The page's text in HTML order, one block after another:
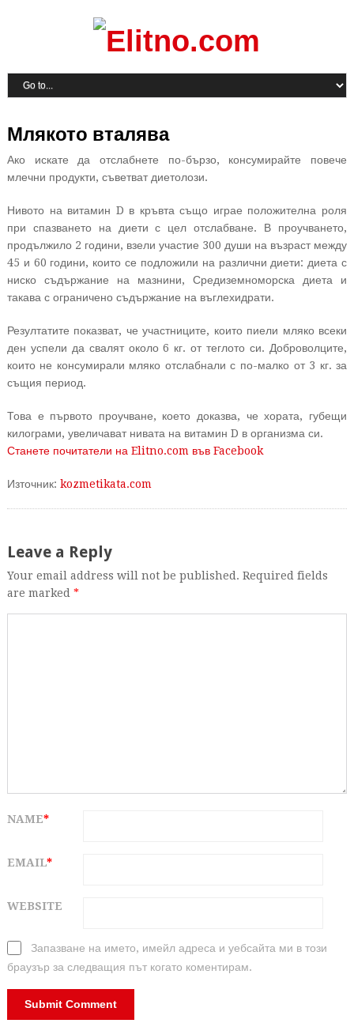
Млякото вталява
Ако искате да отслабнете по-бързо, консумирайте повече
млечни продукти, съветват диетолози.
Нивото на витамин D в кръвта също играе положителна роля
при спазването на диети с цел отслабване. В проучването,
продължило 2 години, взели участие 300 души на възраст между
45 и 60 години, които се подложили на различни диети: диета с
ниско съдържание на мазнини, Средиземноморска диета и
такава с ограничено съдържание на въглехидрати.
Резултатите показват, че участниците, които пиели мляко всеки
ден успели да свалят около 6 кг. от теглото си. Доброволците,
които не консумирали мляко отслабнали с по-малко от 3 кг. за
същия период.
Това е първото проучване, което доказва, че хората, губещи
килограми, увеличават нивата на витамин D в организма си.
Станете почитатели на Elitno.com във Facebook
Източник: kozmetikata.com
Leave a Reply
Your email address will not be published. Required fields
are marked *
NAME*
EMAIL*
WEBSITE
Запазване на името, имейл адреса и уебсайта ми в този
браузър за следващия път когато коментирам.